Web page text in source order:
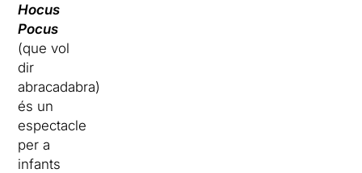
Hocus
Pocus
(que vol
dir
abracadabra)
és un
espectacle
per a
infants